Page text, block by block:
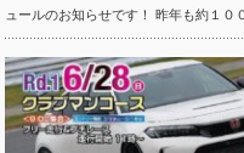
ュールのお知らせです！ 昨年も約１０